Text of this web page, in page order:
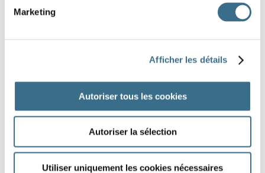
Marketing
Afficher les détails
Autoriser tous les cookies
Autoriser la sélection
Utiliser uniquement les cookies nécessaires